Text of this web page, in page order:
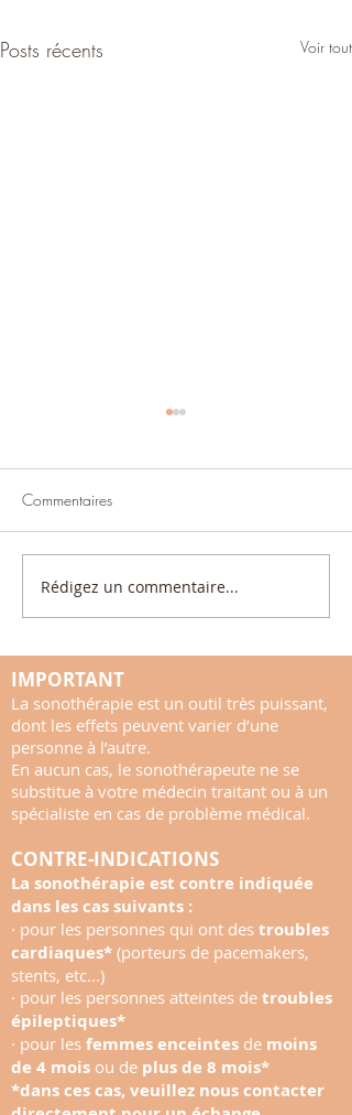
Posts récents Voir tout
Commentaires
Rédigez un commentaire...
IMPORTANT
La sonothérapie est un outil très puissant,
dont les effets peuvent varier d’une
personne à l’autre.
En aucun cas, le sonothérapeute ne se
substitue à votre médecin traitant ou à un
spécialiste en cas de problème médical.
CONTRE-INDICATIONS
La sonothérapie est contre indiquée
dans les cas suivants :
· pour les personnes qui ont des troubles
cardiaques* (porteurs de pacemakers,
stents, etc...)
· pour les personnes atteintes de troubles
épileptiques*
· pour les femmes enceintes de moins
de 4 mois ou de plus de 8 mois*
*dans ces cas, veuillez nous contacter